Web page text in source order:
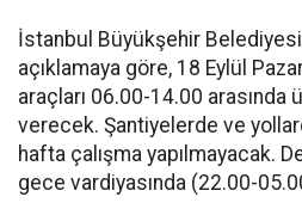
İstanbul Büyükşehir
açıklamaya göre, 18 Eylül
araçları 06.00-14.00
verecek. Şantiyelerde ve
hafta çalışma yapılmayacak.
gece vardiyasında (22.00-